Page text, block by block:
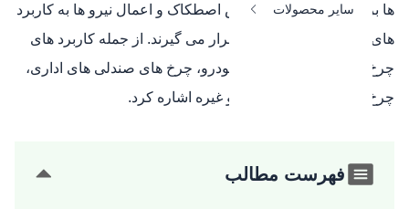
سایر محصولات
ها برای انتقال حرکت، کاهش اصطکاک و اعمال نیرو ها به کاربرد
های مختلفی مورد استفاده قرار می‌ گیرند. از جمله کاربرد های
چرخ می‌ توان به چرخ‌ های خودرو، چرخ‌ های صندلی‌ های اداری،
چرخ بادی برای تولید انرژی و غیره اشاره کرد.
فهرست مطالب